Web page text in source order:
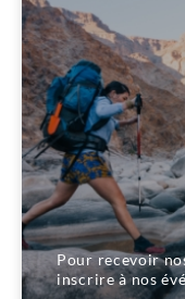
Pour recevoir
inscrire à nos